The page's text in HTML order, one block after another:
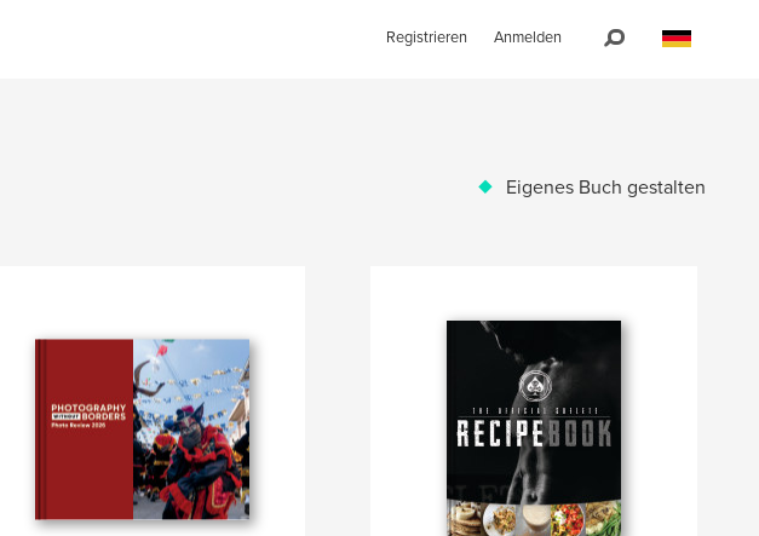
Registrieren Anmelden
Eigenes Buch gestalten